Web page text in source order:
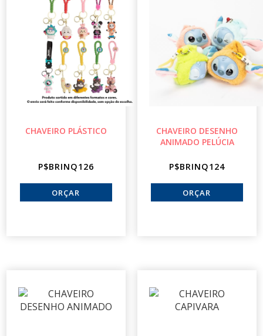
CHAVEIRO PLÁSTICO
P$BRINQ126
CHAVEIRO DESENHO
ANIMADO PELÚCIA
P$BRINQ124